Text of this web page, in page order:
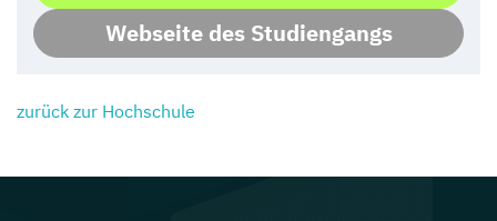
Webseite des Studiengangs
zurück zur Hochschule